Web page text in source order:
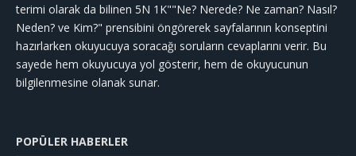
terimi olarak da bilinen 5N 1K""Ne? Nerede? Ne zaman? Nasıl?
Neden? ve Kim?" prensibini öngörerek sayfalarının konseptini
hazırlarken okuyucuya soracağı soruların cevaplarını verir. Bu
sayede hem okuyucuya yol gösterir, hem de okuyucunun
bilgilenmesine olanak sunar.
POPÜLER HABERLER